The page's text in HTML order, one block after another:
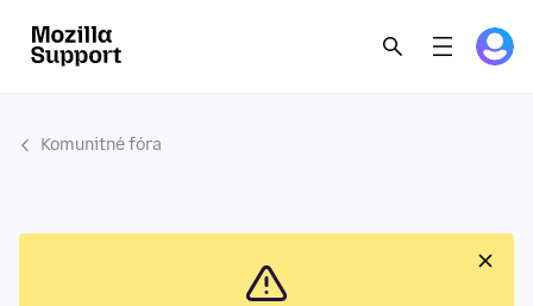
Komunitné fóra